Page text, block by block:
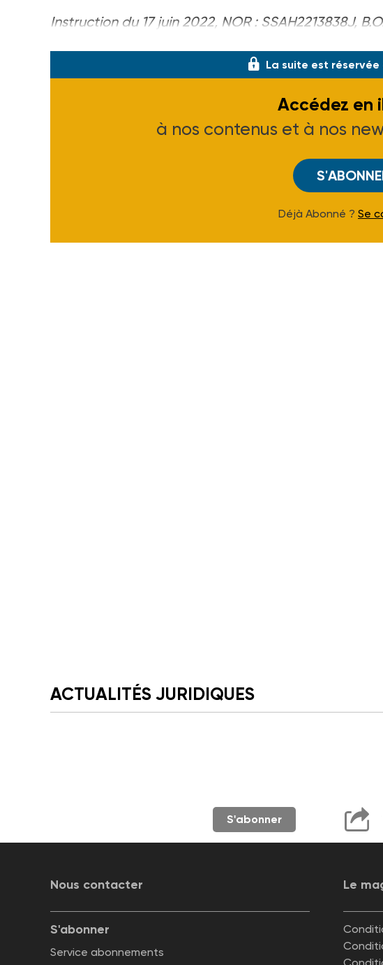
Instruction du 17 juin 2022, NOR : SSAH2213838J,
La suite est réservée
Accédez en
à nos contenus et à nos
Déjà Abonné ? Se
ACTUALITÉS JURIDIQUES
S'abonner
Nous contacter Le
S'abonner
Service abonnements